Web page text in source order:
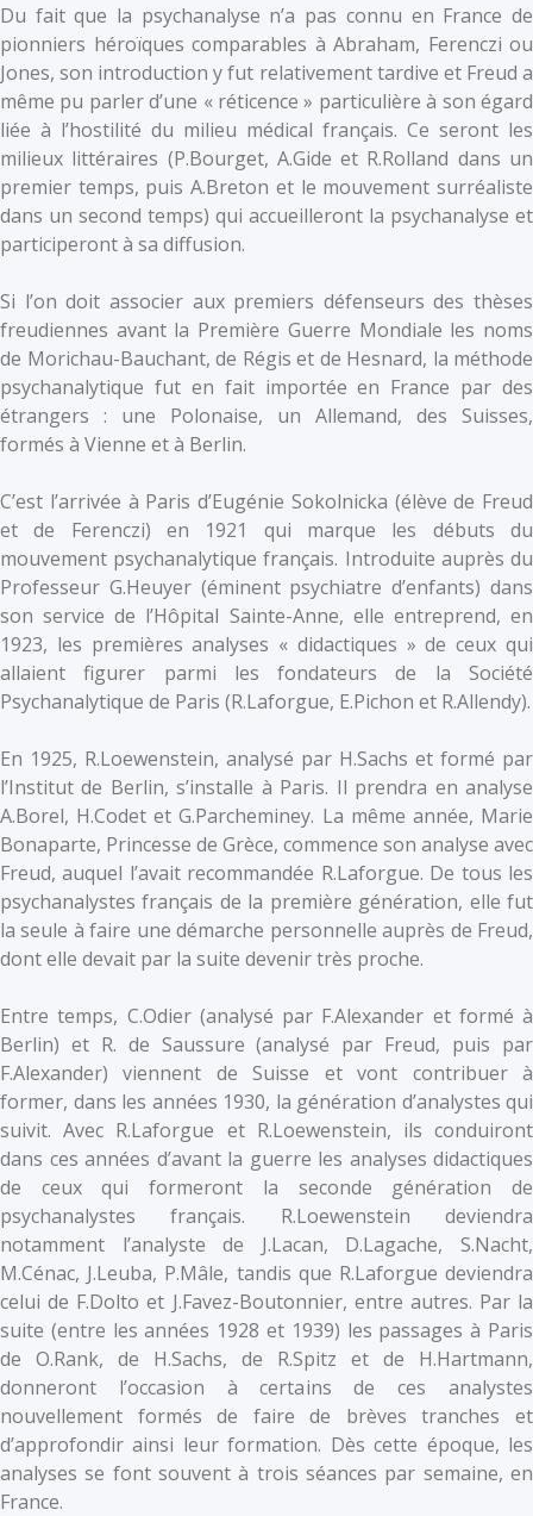
Du fait que la psychanalyse n’a pas connu en France de
pionniers héroïques comparables à Abraham, Ferenczi ou
Jones, son introduction y fut relativement tardive et Freud a
même pu parler d’une « réticence » particulière à son égard
liée à l’hostilité du milieu médical français. Ce seront les
milieux littéraires (P.Bourget, A.Gide et R.Rolland dans un
premier temps, puis A.Breton et le mouvement surréaliste
dans un second temps) qui accueilleront la psychanalyse et
participeront à sa diffusion.
Si l’on doit associer aux premiers défenseurs des thèses
freudiennes avant la Première Guerre Mondiale les noms
de Morichau-Bauchant, de Régis et de Hesnard, la méthode
psychanalytique fut en fait importée en France par des
étrangers : une Polonaise, un Allemand, des Suisses,
formés à Vienne et à Berlin.
C’est l’arrivée à Paris d’Eugénie Sokolnicka (élève de Freud
et de Ferenczi) en 1921 qui marque les débuts du
mouvement psychanalytique français. Introduite auprès du
Professeur G.Heuyer (éminent psychiatre d’enfants) dans
son service de l’Hôpital Sainte-Anne, elle entreprend, en
1923, les premières analyses « didactiques » de ceux qui
allaient figurer parmi les fondateurs de la Société
Psychanalytique de Paris (R.Laforgue, E.Pichon et R.Allendy).
En 1925, R.Loewenstein, analysé par H.Sachs et formé par
l’Institut de Berlin, s’installe à Paris. Il prendra en analyse
A.Borel, H.Codet et G.Parcheminey. La même année, Marie
Bonaparte, Princesse de Grèce, commence son analyse avec
Freud, auquel l’avait recommandée R.Laforgue. De tous les
psychanalystes français de la première génération, elle fut
la seule à faire une démarche personnelle auprès de Freud,
dont elle devait par la suite devenir très proche.
Entre temps, C.Odier (analysé par F.Alexander et formé à
Berlin) et R. de Saussure (analysé par Freud, puis par
F.Alexander) viennent de Suisse et vont contribuer à
former, dans les années 1930, la génération d’analystes qui
suivit. Avec R.Laforgue et R.Loewenstein, ils conduiront
dans ces années d’avant la guerre les analyses didactiques
de ceux qui formeront la seconde génération de
psychanalystes français. R.Loewenstein deviendra
notamment l’analyste de J.Lacan, D.Lagache, S.Nacht,
M.Cénac, J.Leuba, P.Mâle, tandis que R.Laforgue deviendra
celui de F.Dolto et J.Favez-Boutonnier, entre autres. Par la
suite (entre les années 1928 et 1939) les passages à Paris
de O.Rank, de H.Sachs, de R.Spitz et de H.Hartmann,
donneront l’occasion à certains de ces analystes
nouvellement formés de faire de brèves tranches et
d’approfondir ainsi leur formation. Dès cette époque, les
analyses se font souvent à trois séances par semaine, en
France.